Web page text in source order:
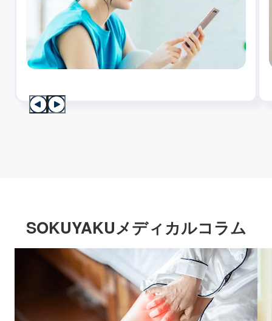
SOKUYAKUメディカルコラム